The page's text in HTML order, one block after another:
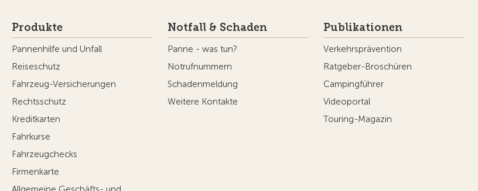
Produkte
Pannenhilfe und Unfall
Reiseschutz
Fahrzeug-Versicherungen
Rechtsschutz
Kreditkarten
Fahrkurse
Fahrzeugchecks
Firmenkarte
Notfall & Schaden
Panne - was tun?
Notrufnummern
Schadenmeldung
Weitere Kontakte
Publikationen
Verkehrsprävention
Ratgeber-Broschüren
Campingführer
Videoportal
Touring-Magazin